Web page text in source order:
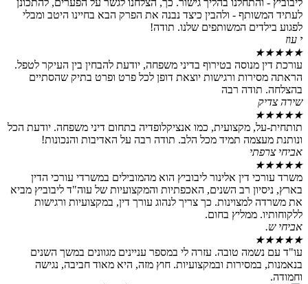
ליבוביץ - והתחלנו בהליך גישור. כך, הצלחנו לגשר על הפערים, להתכונן
לעתיד המשותף - ולהבין כיצד נבנה את הפרק הבא בחיינו היטב ומבלי
לפגוע בילדים המשותפים שלנו. תודה!
י עוז
★
★
★
★
★
עורכת דין מנוסה בטירוף בדיני משפחה, יודעת להבחין בין העיקר לטפל.
הראתה מסירות ורגישות יוצאת דופן לכל פרט ופרט בתיק שהסתיים
בהצלחה. תודה רבה
שירה צדיק
★
★
★
★
★
תותחית-על, מקצועית, כמו אנציקלופדיה בתחום דיני משפחה. יודעת הכל
ונותנת מעצמה תמיד מכל הלב. תודה רבה על האדיבות והנכונות!
אביחי צרפתי
★
★
★
★
★
משרד עורכי דין אלינור ליבוביץ הוא מהמובילים במשרדי עורכי הדין
בארץ, ניסיון רב השנים, האכפתיות והמקצועיות של עוה"ד ליבוביץ מביא
את משרדה למצוינות. כך צריך לנהוג עורך דין, במקצועיות ורגישות
ללקוחותיו. ממליץ בחום.
אביחי ש.
★
★
★
★
★
עו"ד עם נשמה טובה. עזרה לי במספר עניינים מגוונים במשך השנים
בנאמנות, במסירות ובמקצועיות. חוץ מזה, היא מאוד חביבה, נגישה
וחמודה.